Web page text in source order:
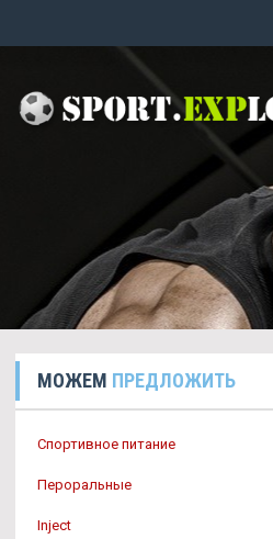
МОЖЕМ ПРЕДЛОЖИТЬ
Спортивное питание
Пероральные
Inject